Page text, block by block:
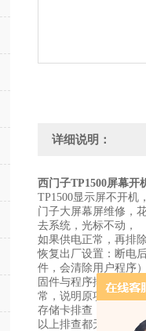
详细说明：
西门子TP1500屏幕开
TP1500显示屏不开机
门子大屏幕屏维修，
去系统，光标不动，
如果供电正常，再排
恢复出厂设置‌：断电
件，会清除用户程序）
固件与程序排查‌：若
常，说明原项目存在
存储卡排查‌：拔插清
以上排查都无效，基